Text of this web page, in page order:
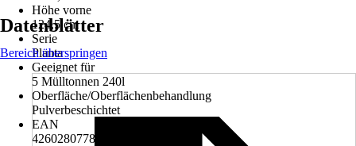
Höhe vorne
124,5 cm
Serie
Planta
Geeignet für
5 Mülltonnen 240l
Oberfläche/Oberflächenbehandlung
Pulverbeschichtet
EAN
4260280778297
Datenblätter
Bereich überspringen